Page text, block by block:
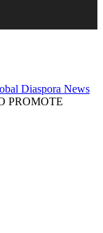
Diaspora News
PROMOTE